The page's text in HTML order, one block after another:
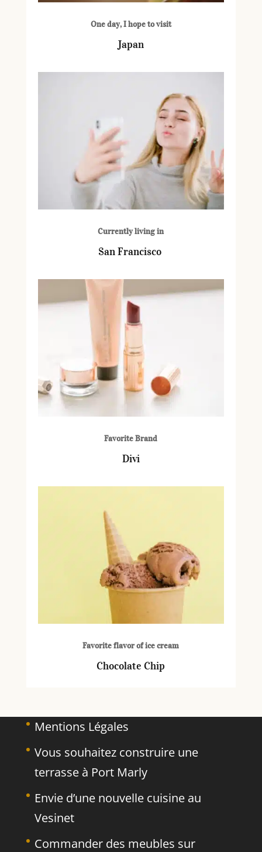
One day, I hope to visit
Japan
Currently living in
San Francisco
Favorite Brand
Divi
Favorite flavor of ice cream
Chocolate Chip
Mentions Légales
Vous souhaitez construire une
terrasse à Port Marly
Envie d’une nouvelle cuisine au
Vesinet
Commander des meubles sur